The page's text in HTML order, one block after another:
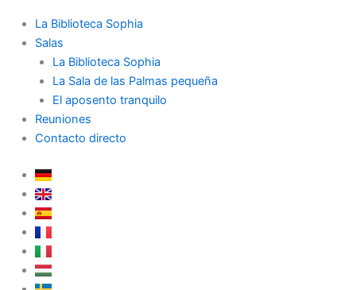
La Biblioteca Sophia
Salas
La Biblioteca Sophia
La Sala de las Palmas pequeña
El aposento tranquilo
Reuniones
Contacto directo